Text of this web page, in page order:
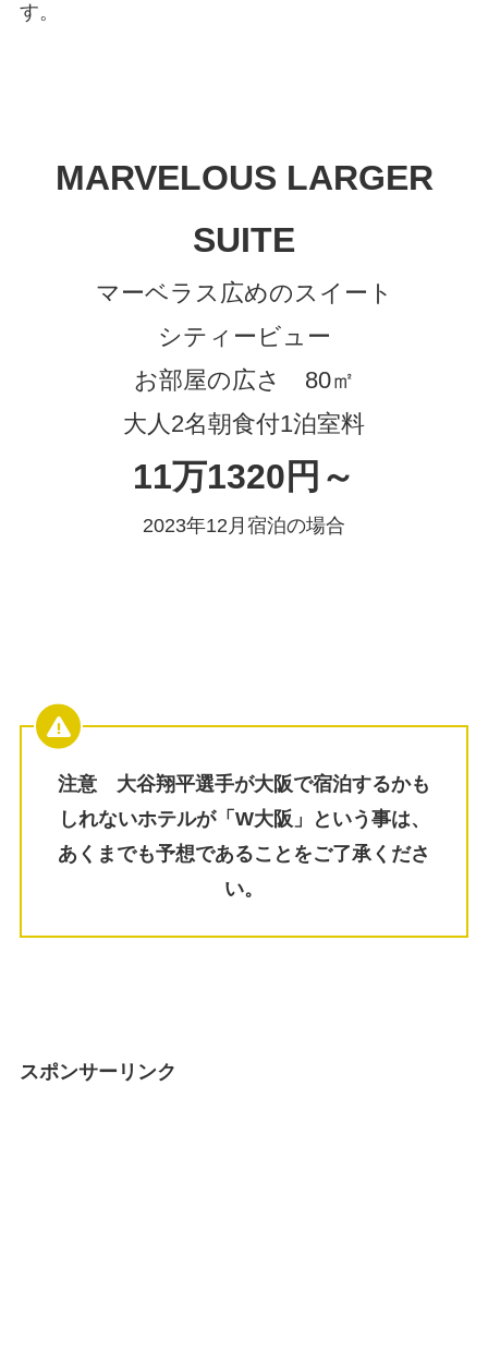
す。
MARVELOUS LARGER
SUITE
マーベラス広めのスイート
シティービュー
お部屋の広さ 80㎡
大人2名朝食付1泊室料
11万1320円～
2023年12月宿泊の場合
注意 大谷翔平選手が大阪で宿泊するかも
しれないホテルが「W大阪」という事は、
あくまでも予想であることをご了承くださ
い。
スポンサーリンク